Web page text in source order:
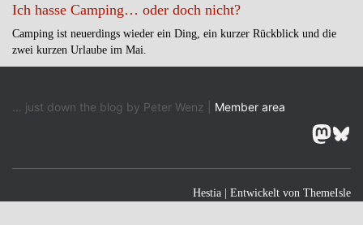
Ich hasse Camping… oder doch nicht?
Camping ist neuerdings wieder ein Ding, ein kurzer Rückblick und die
zwei kurzen Urlaube im Mai.
... just down the blog by Peter Wenz | Member area
Hestia | Entwickelt von ThemeIsle